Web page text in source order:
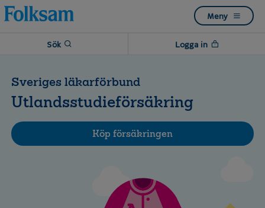
Till
navigation
Till
innehåll
Meny
Sök Logga in
Sveriges läkarförbund
Utlandsstudieförsäkring
Köp försäkringen